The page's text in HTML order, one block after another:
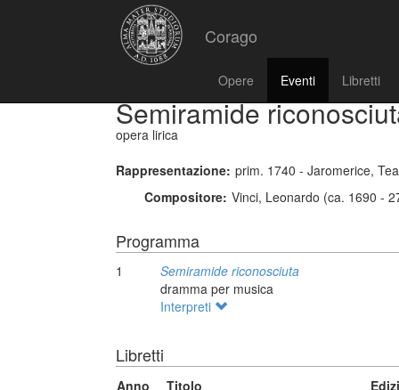
Corago
Opere Eventi Libretti
Semiramide
opera lirica
Rappresentazione: prim. 1740 - Jaromerice,
Compositore: Vinci, Leonardo (ca. 1690 -
Programma
1
Semiramide riconosciuta
dramma per musica
Interpreti
Libretti
Anno Titolo